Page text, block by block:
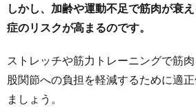
しかし、加齢や運動不足で筋肉が衰
症のリスクが高まるのです。
ストレッチや筋力トレーニングで筋肉
股関節への負担を軽減するために適
ましょう。